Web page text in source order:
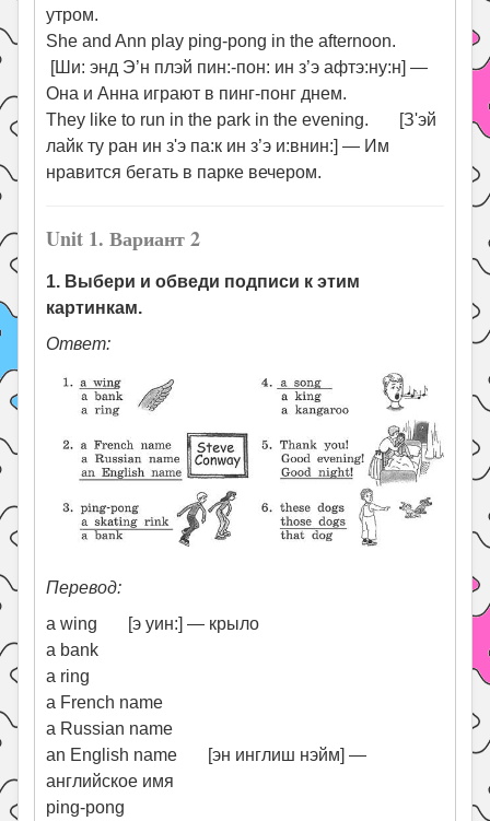
утром.
She and Ann play ping-pong in the afternoon.
[Ши: энд Э’н плэй пин:-пон: ин з’э афтэ:ну:н] —
Она и Анна играют в пинг-понг днем.
They like to run in the park in the evening. [З'эй
лайк ту ран ин з'э па:к ин з’э и:внин:] — Им
нравится бегать в парке вечером.
Unit 1. Вариант 2
1. Выбери и обведи подписи к этим
картинкам.
Ответ:
Перевод:
a wing [э уин:] — крыло
a bank
a ring
a French name
a Russian name
an English name [эн инглиш нэйм] —
английское имя
ping-pong